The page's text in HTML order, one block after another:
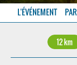
L'ÉVÉNEMENT
12 km